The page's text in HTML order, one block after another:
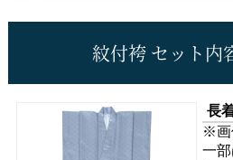
紋付袴 セット内
長
※画
一